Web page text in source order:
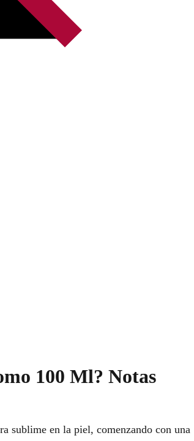
100 Ml? Notas
sublime en la piel, comenzando con una